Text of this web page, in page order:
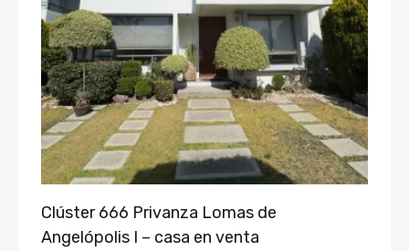
Clúster 666 Privanza Lomas de
Angelópolis I – casa en venta